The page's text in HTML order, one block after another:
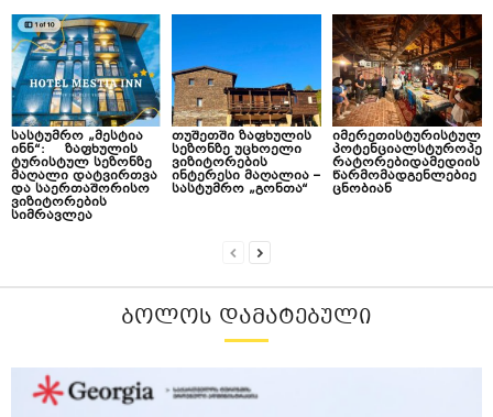
სასტუმრო „მესტია
ინნ“: ზაფხულის
ტურისტულ სეზონზე
მაღალი დატვირთვა
და საერთაშორისო
ვიზიტორების
სიმრავლეა
თუშეთში ზაფხულის
სეზონზე უცხოელი
ვიზიტორების
ინტერესი მაღალია –
სასტუმრო „გონთა“
იმერეთისტურისტულ
პოტენციალსტუროპე
რატორებიდამედიის
წარმომადგენლებიე
ცნობიან
ᲑᲝᲚᲝᲡ ᲓᲐᲛᲐᲢᲔᲑᲣᲚᲘ